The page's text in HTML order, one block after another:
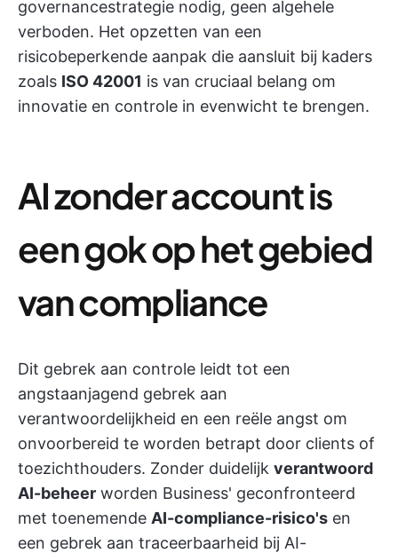
governancestrategie nodig, geen algehele
verboden. Het opzetten van een
risicobeperkende aanpak die aansluit bij kaders
zoals ISO 42001 is van cruciaal belang om
innovatie en controle in evenwicht te brengen.
AI zonder account is
een gok op het gebied
van compliance
Dit gebrek aan controle leidt tot een
angstaanjagend gebrek aan
verantwoordelijkheid en een reële angst om
onvoorbereid te worden betrapt door clients of
toezichthouders. Zonder duidelijk verantwoord
AI-beheer worden Business' geconfronteerd
met toenemende AI-compliance-risico's en
een gebrek aan traceerbaarheid bij AI-